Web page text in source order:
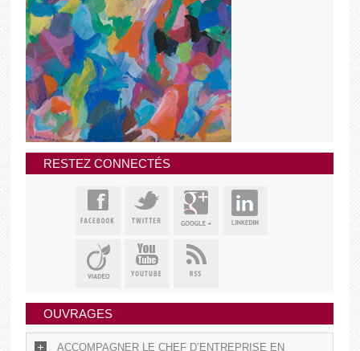
RESTEZ CONNECTÉS
OUVRAGES
ACCOMPAGNER LE CHEF D’ENTREPRISE EN